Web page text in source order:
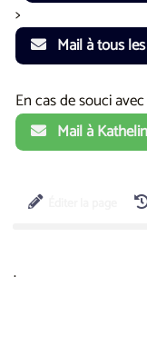
>
Mail à tous
En cas de souci
Mail à
.